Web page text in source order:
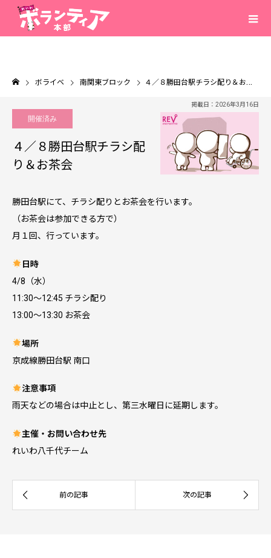
ボライベ 南関東ブロック ４／８勝田台駅チラシ配り＆お茶会
掲載日：2026年3月16日
開催済み
４／８勝田台駅チラシ配
り＆お茶会
勝田台駅にて、チラシ配りとお茶会を行います。
（お茶会は参加できる方で）
月１回、行っています。
日時
4/8（水）
11:30～12:45 チラシ配り
13:00～13:30 お茶会
場所
京成線勝田台駅 南口
注意事項
雨天などの場合は中止とし、第三水曜日に延期します。
主催・お問い合わせ先
れいわ八千代チーム